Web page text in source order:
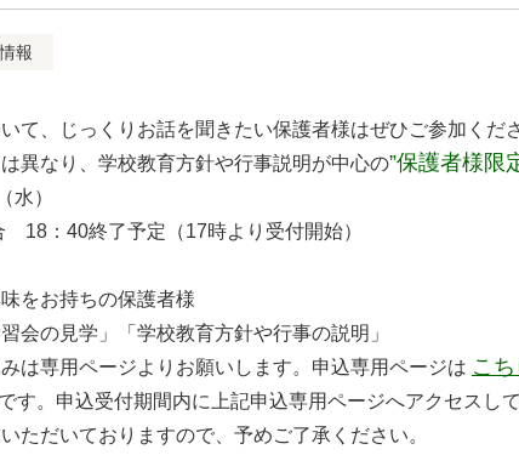
報
て、じっくりお話を聞きたい保護者様はぜひご参加くだ
異なり、学校教育方針や行事説明が中心の”保護者様限
水）
18：40終了予定（17時より受付開始）
をお持ちの保護者様
会の見学」「学校教育方針や行事の説明」
みは専用ページよりお願いします。申込専用ページは こち
す。申込受付期間内に上記申込専用ページへアクセスし
ただいておりますので、予めご了承ください。